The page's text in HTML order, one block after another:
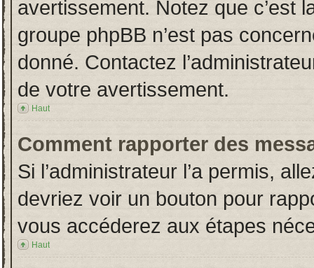
avertissement. Notez que c’est
groupe phpBB n’est pas
donné. Contactez
de votre avertissement.
Haut
Comment rapporter des
Si l’administrateur l’a permis,
devriez voir un bouton pour
vous accéderez aux étapes
Haut